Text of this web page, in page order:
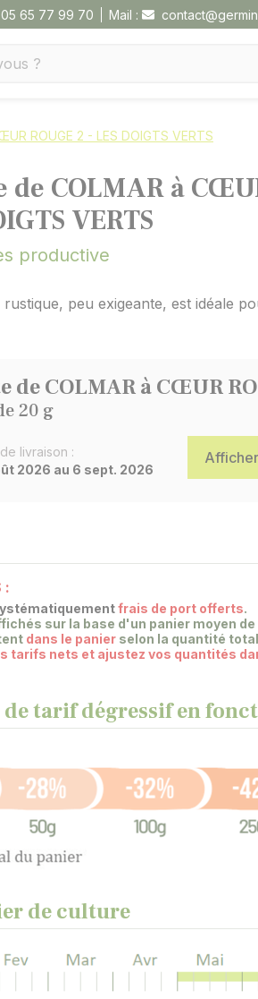
05 65 77 99 70 Mail :
ROUGE 2 - LES DOIGTS VERTS
de COLMAR à
VERTS
productive
rustique, peu exigeante, est idéale
de COLMAR à CŒUR
20 g
livraison :
2026 au 6 sept. 2026
:
frais de port offerts.
sur la base d'un panier moyen
dans le panier selon la quantité
tarifs nets et ajustez vos quantités
tarif dégressif en
de culture